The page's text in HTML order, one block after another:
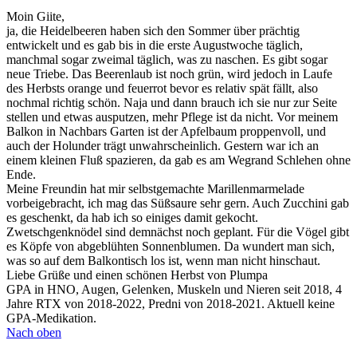
Moin Giite,
ja, die Heidelbeeren haben sich den Sommer über prächtig
entwickelt und es gab bis in die erste Augustwoche täglich,
manchmal sogar zweimal täglich, was zu naschen. Es gibt sogar
neue Triebe. Das Beerenlaub ist noch grün, wird jedoch in Laufe
des Herbsts orange und feuerrot bevor es relativ spät fällt, also
nochmal richtig schön. Naja und dann brauch ich sie nur zur Seite
stellen und etwas ausputzen, mehr Pflege ist da nicht. Vor meinem
Balkon in Nachbars Garten ist der Apfelbaum proppenvoll, und
auch der Holunder trägt unwahrscheinlich. Gestern war ich an
einem kleinen Fluß spazieren, da gab es am Wegrand Schlehen ohne
Ende.
Meine Freundin hat mir selbstgemachte Marillenmarmelade
vorbeigebracht, ich mag das Süßsaure sehr gern. Auch Zucchini gab
es geschenkt, da hab ich so einiges damit gekocht.
Zwetschgenknödel sind demnächst noch geplant. Für die Vögel gibt
es Köpfe von abgeblühten Sonnenblumen. Da wundert man sich,
was so auf dem Balkontisch los ist, wenn man nicht hinschaut.
Liebe Grüße und einen schönen Herbst von Plumpa
GPA in HNO, Augen, Gelenken, Muskeln und Nieren seit 2018, 4
Jahre RTX von 2018-2022, Predni von 2018-2021. Aktuell keine
GPA-Medikation.
Nach oben